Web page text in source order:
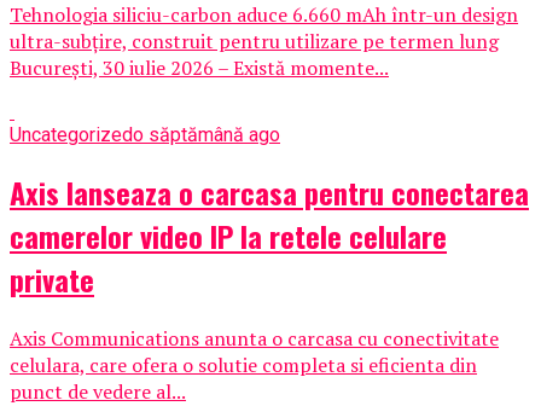
Tehnologia siliciu-carbon aduce 6.660 mAh într-un design
ultra-subțire, construit pentru utilizare pe termen lung
București, 30 iulie 2026 – Există momente...
Uncategorizedo săptămână ago
Axis lanseaza o carcasa pentru conectarea
camerelor video IP la retele celulare
private
Axis Communications anunta o carcasa cu conectivitate
celulara, care ofera o solutie completa si eficienta din
punct de vedere al...